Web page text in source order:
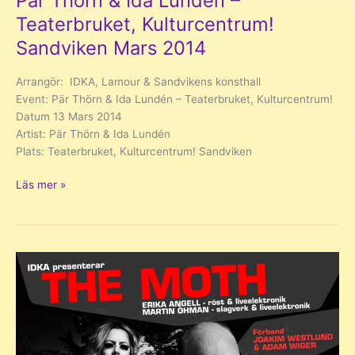
Teaterbruket, Kulturcentrum!
Sandviken Mars 2014
Arrangör: IDKA, Lamour & Sandvikens konsthall
Event: Pär Thörn & Ida Lundén – Teaterbruket, Kulturcentrum!
Datum 13 Mars 2014
Artist: Pär Thörn & Ida Lundén
Plats: Teaterbruket, Kulturcentrum! Sandviken
Pär
Lundén
–
Teaterbruket,
Kulturcentrum!
Läs mer »